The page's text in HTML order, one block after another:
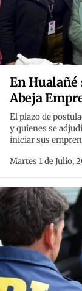
En Hualañé
Abeja
El plazo de
y quienes se
iniciar sus
Martes 1 de Julio,